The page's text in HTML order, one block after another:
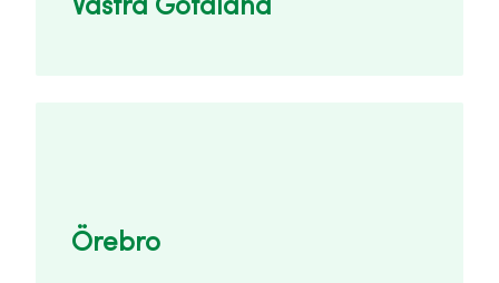
Västra Götaland
Örebro